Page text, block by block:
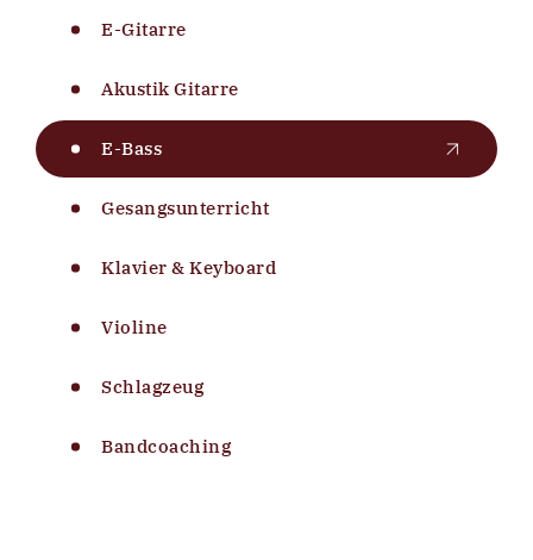
E-Gitarre
Akustik Gitarre
E-Bass
Gesangsunterricht
Klavier & Keyboard
Violine
Schlagzeug
Bandcoaching